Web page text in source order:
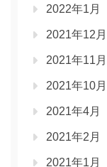
2022年1月
2021年12月
2021年11月
2021年10月
2021年4月
2021年2月
2021年1月